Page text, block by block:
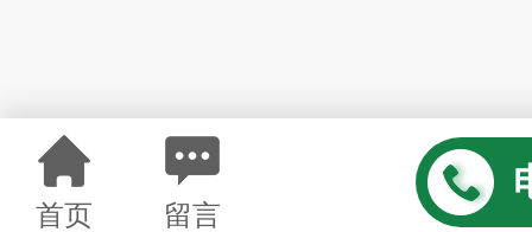
首页 留言